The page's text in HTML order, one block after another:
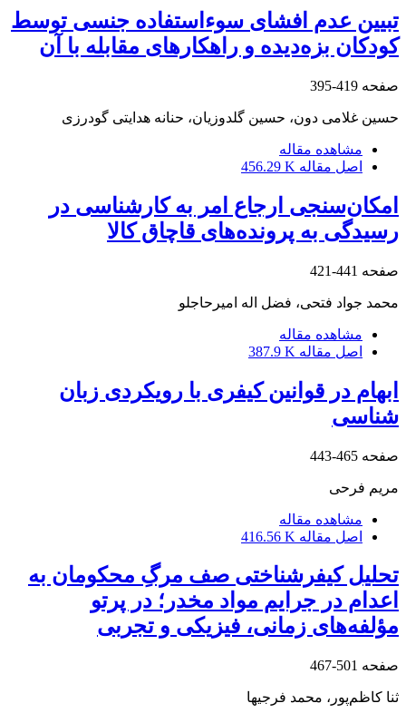
تبیین عدم افشای سوء‌استفاده جنسی توسط
کودکان بزه‌دیده و راهکارهای مقابله با آن
صفحه 419-395
حسین غلامی دون، حسین گلدوزیان، حنانه هدایتی گودرزی
مشاهده مقاله
اصل مقاله 456.29 K
امکان‌سنجی ارجاع امر به کارشناسی در
رسیدگی به پرونده‌های قاچاق کالا
صفحه 441-421
محمد جواد فتحی، فضل اله امیرحاجلو
مشاهده مقاله
اصل مقاله 387.9 K
ابهام در قوانین کیفری با رویکردی زبان
شناسی
صفحه 465-443
مریم فرحی
مشاهده مقاله
اصل مقاله 416.56 K
تحلیل کیفرشناختی صف مرگِ محکومان به
اعدام در جرایم مواد مخدر؛ در پرتو
مؤلفه‌های زمانی، فیزیکی و تجربی
صفحه 501-467
ثنا کاظم‌پور، محمد فرجیها